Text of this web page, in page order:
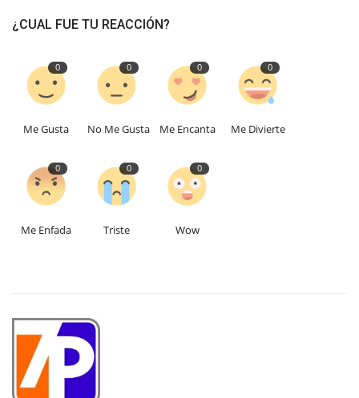
¿CUAL FUE TU REACCIÓN?
0
Me Gusta
0
No Me Gusta
0
Me Encanta
0
Me Divierte
0
Me Enfada
0
Triste
0
Wow